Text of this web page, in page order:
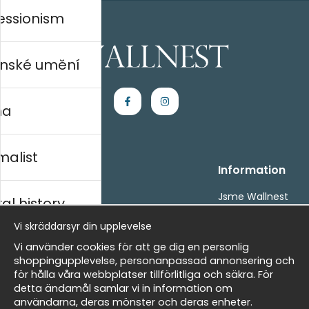
Kontakta oss
- Returer och återbetalningar
- Leverans - enkelt, snabbt &amp; gratis
Om cookies
Mina favoriter
Information
Jsme Wallnest
Newsletter
umění
history
Vi skräddarsyr din upplevelse
Vi använder cookies för att ge dig en personlig
shoppingupplevelse, personanpassad annonsering och
för hålla våra webbplatser tillförlitliga och säkra. För
detta ändamål samlar vi in information om
användarna, deras mönster och deras enheter.